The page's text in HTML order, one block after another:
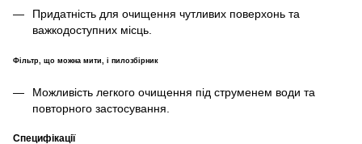
Придатність для очищення чутливих поверхонь та
важкодоступних місць.
Фільтр, що можна мити, і пилозбірник
Можливість легкого очищення під струменем води та
повторного застосування.
Специфікації